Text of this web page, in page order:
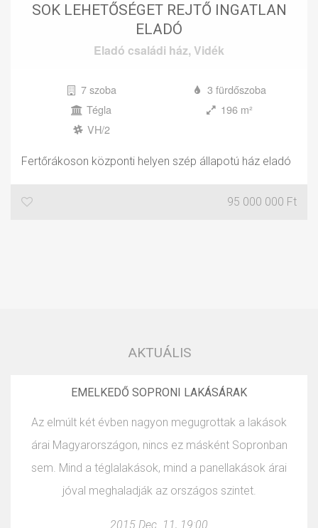
SOK LEHETŐSÉGET REJTŐ INGATLAN
ELADÓ
Eladó családi ház, Vidék
7 szoba
3 fürdőszoba
Tégla
196 m²
VH/2
Fertőrákoson központi helyen szép állapotú ház eladó
95 000 000 Ft
AKTUÁLIS
EMELKEDŐ SOPRONI LAKÁSÁRAK
Az elmúlt két évben nagyon megugrottak a lakások
árai Magyarországon, nincs ez másként Sopronban
sem. Mind a téglalakások, mind a panellakások árai
jóval meghaladják az országos szintet.
2015 Dec. 11, 19:00